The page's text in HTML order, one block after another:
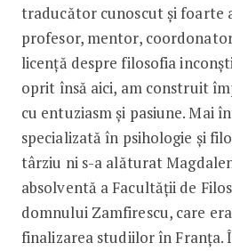
traducător cunoscut și foarte
profesor, mentor,
licență despre filosofia
oprit însă aici, am construit
cu entuziasm și pasiune. Mai
specializată în psihologie și
târziu ni s-a alăturat
absolventă a Facultății de
domnului Zamfirescu, care
finalizarea studiilor în Franța.